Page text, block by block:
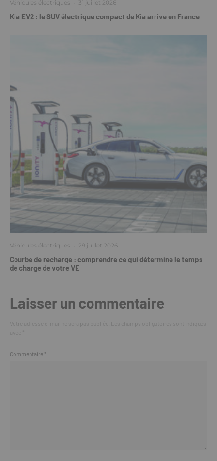
Véhicules électriques · 31 juillet 2026
Kia EV2 : le SUV électrique compact de Kia arrive en France
Véhicules électriques · 29 juillet 2026
Courbe de recharge : comprendre ce qui détermine le temps
de charge de votre VE
Laisser un commentaire
Commentaire *